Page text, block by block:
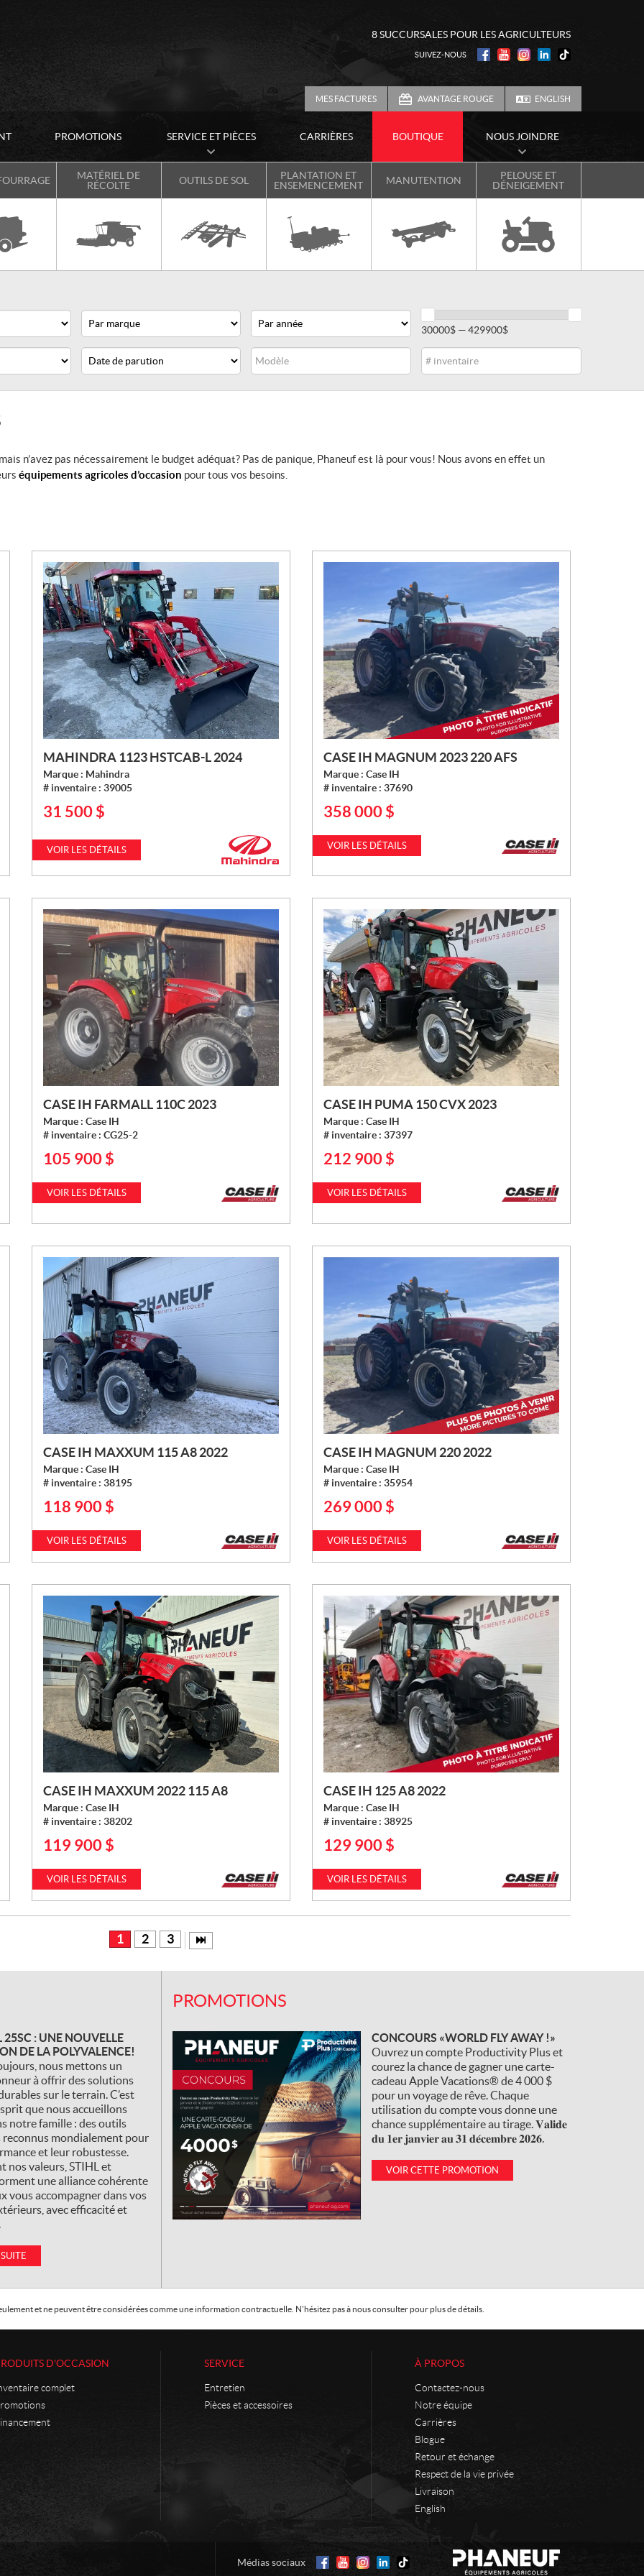
8 SUCCURSALES POUR LES AGRICULTEURS
SUIVEZ-NOUS
MES FACTURES AVANTAGE ROUGE ENGLISH
PROMOTIONS SERVICE ET PIÈCES CARRIÈRES BOUTIQUE NOUS JOINDRE
MATÉRIEL DE
RÉCOLTE
OUTILS DE SOL
PLANTATION ET
ENSEMENCEMENT
MANUTENTION
PELOUSE ET
DÉNEIGEMENT
30000$ — 429900$
n’avez pas nécessairement le budget adéquat? Pas de panique, Phaneuf est là pour vous! Nous avons en effet un
équipements agricoles d’occasion pour tous vos besoins.
MAHINDRA 1123 HSTCAB-L 2024
Marque : Mahindra
# inventaire : 39005
P
I
X
31 500 $
VOIR LES DÉTAILS
CASE IH MAGNUM 2023 220 AFS
Marque : Case IH
# inventaire : 37690
P
X
358 000 $
VOIR LES DÉTAILS
CASE IH FARMALL 110C 2023
Marque : Case IH
# inventaire : CG25-2
P
X
105 900 $
VOIR LES DÉTAILS
CASE IH PUMA 150 CVX 2023
Marque : Case IH
# inventaire : 37397
P
X
212 900 $
VOIR LES DÉTAILS
CASE IH MAXXUM 115 A8 2022
Marque : Case IH
# inventaire : 38195
P
X
:
118 900 $
VOIR LES DÉTAILS
CASE IH MAGNUM 220 2022
Marque : Case IH
# inventaire : 35954
P
X
:
269 000 $
VOIR LES DÉTAILS
CASE IH MAXXUM 2022 115 A8
Marque : Case IH
# inventaire : 38202
P
X
119 900 $
VOIR LES DÉTAILS
CASE IH 125 A8 2022
Marque : Case IH
# inventaire : 38925
P
X
129 900 $
VOIR LES DÉTAILS
1 2 3
25SC : UNE NOUVELLE
DE LA POLYVALENCE!
nous mettons un
à offrir des solutions
sur le terrain. C’est
que nous accueillons
notre famille : des outils
mondialement pour
et leur robustesse.
nos valeurs, STIHL et
une alliance cohérente
vous accompagner dans vos
avec efficacité et
PROMOTIONS
CONCOURS «WORLD FLY AWAY !»
Ouvrez un compte Productivity Plus et
courez la chance de gagner une carte-
cadeau Apple Vacations® de 4 000 $
pour un voyage de rêve. Chaque
utilisation du compte vous donne une
chance supplémentaire au tirage. 𝐕𝐚𝐥𝐢𝐝𝐞
𝐝𝐮 𝟏𝐞𝐫 𝐣𝐚𝐧𝐯𝐢𝐞𝐫 𝐚𝐮 𝟑𝟏 𝐝𝐞́𝐜𝐞𝐦𝐛𝐫𝐞 𝟐𝟎𝟐𝟔.
VOIR CETTE PROMOTION
et ne peuvent être considérées comme une information contractuelle. N'hésitez pas à nous consulter pour plus de détails.
D'OCCASION
complet
SERVICE
Entretien
Pièces et accessoires
À PROPOS
Contactez-nous
Notre équipe
Carrières
Blogue
Retour et échange
Respect de la vie privée
Livraison
English
Médias sociaux